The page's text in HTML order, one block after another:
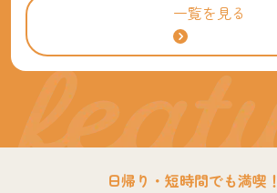
一覧を見る
日帰り・短時間でも満喫！